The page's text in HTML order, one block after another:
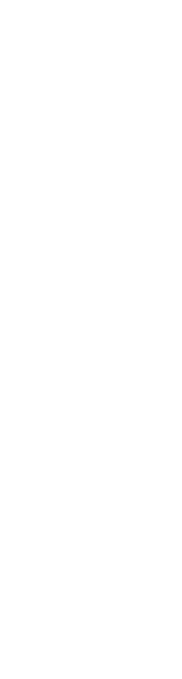
Praha Lukáš Haraslín
Pozrite si oba
proti USA